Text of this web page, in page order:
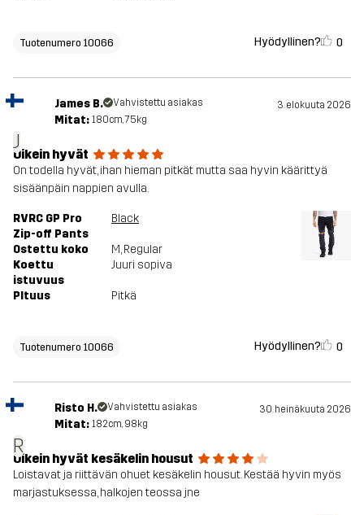
Tuotenumero 10066 Hyödyllinen? 0
J
James B. Vahvistettu asiakas 3. elokuuta 2026
Mitat: 180cm, 75kg
Oikein hyvät
On todella hyvät, ihan hieman pitkät mutta saa hyvin käärittyä
sisäänpäin nappien avulla.
RVRC GP Pro
Zip-off Pants
Black
Ostettu koko M, Regular
Koettu
istuvuus
Juuri sopiva
PItuus Pitkä
Tuotenumero 10066 Hyödyllinen? 0
R
Risto H. Vahvistettu asiakas 30. heinäkuuta 2026
Mitat: 182cm, 98kg
Oikein hyvät kesäkelin housut
Loistavat ja riittävän ohuet kesäkelin housut. Kestää hyvin myös
marjastuksessa, halkojen teossa jne